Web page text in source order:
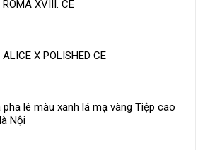
XVIII. CE
X POLISHED CE
pha lê màu xanh lá mạ vàng Tiệp cao
Nội